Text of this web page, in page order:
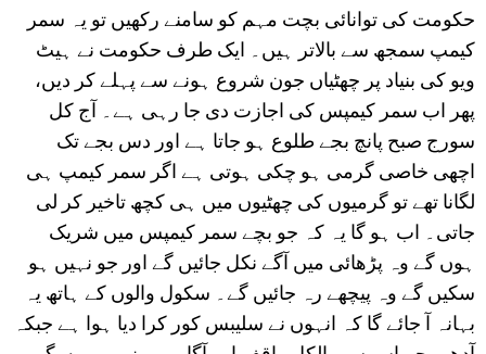
حکومت کی توانائی بچت مہم کو سامنے رکھیں تو یہ سمر
کیمپ سمجھ سے بالاتر ہیں۔ ایک طرف حکومت نے ہیٹ
ویو کی بنیاد پر چھٹیاں جون شروع ہونے سے پہلے کر دیں،
پھر اب سمر کیمپس کی اجازت دی جا رہی ہے۔ آج کل
سورج صبح پانچ بجے طلوع ہو جاتا ہے اور دس بجے تک
اچھی خاصی گرمی ہو چکی ہوتی ہے اگر سمر کیمپ ہی
لگانا تھے تو گرمیوں کی چھٹیوں میں ہی کچھ تاخیر کر لی
جاتی۔ اب ہو گا یہ کہ جو بچے سمر کیمپس میں شریک
ہوں گے وہ پڑھائی میں آگے نکل جائیں گے اور جو نہیں ہو
سکیں گے وہ پیچھے رہ جائیں گے۔ سکول والوں کے ہاتھ یہ
بہانہ آ جائے گا کہ انہوں نے سلیبس کور کرا دیا ہوا ہے جبکہ